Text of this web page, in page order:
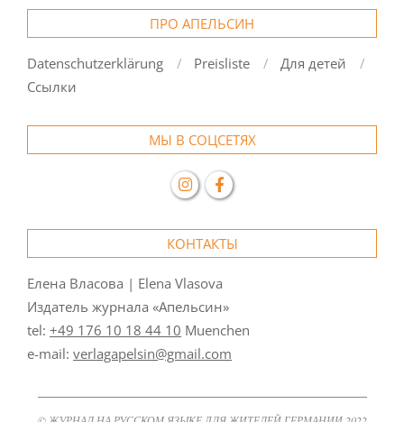
ПРО АПЕЛЬСИН
Datenschutzerklärung Preisliste
Для детей
Ссылки
МЫ В СОЦСЕТЯХ
КОНТАКТЫ
Елена Власова | Elena Vlasova
Издатель журнала «Апельсин»
tel: +49 176 10 18 44 10 Muenchen
e-mail: verlagapelsin@gmail.com